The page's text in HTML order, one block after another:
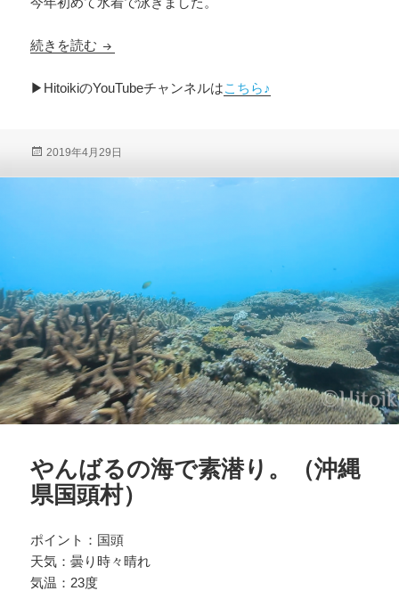
続きを読む ナカユクイで撮影会（沖縄県恩納村）
▶︎HitoikiのYouTubeチャンネルはこちら♪
投
2019年4月29日
やんばるの海で素潜り。（沖縄
県国頭村）
ポイント：国頭
天気：曇り時々晴れ
気温：23度